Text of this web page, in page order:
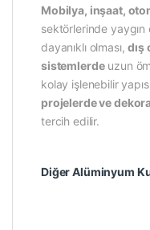
Mobilya, inşaat,
sektörlerinde yaygın
dayanıklı olması,dış
sistemlerdeuzun
kolay işlenebilir
projelerde ve
tercih edilir.
Diğer Alüminyum